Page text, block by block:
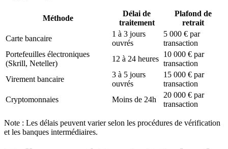
Méthode
Délai de
traitement
Plafond de
retrait
Carte bancaire
1 à 3 jours
ouvrés
5 000 € par
transaction
Portefeuilles électroniques
(Skrill, Neteller)
12 à 24 heures
10 000 € par
transaction
Virement bancaire
3 à 5 jours
ouvrés
15 000 € par
transaction
Cryptomonnaies
Moins de 24h
20 000 € par
transaction
Note : Les délais peuvent varier selon les procédures de vérification
et les banques intermédiaires.